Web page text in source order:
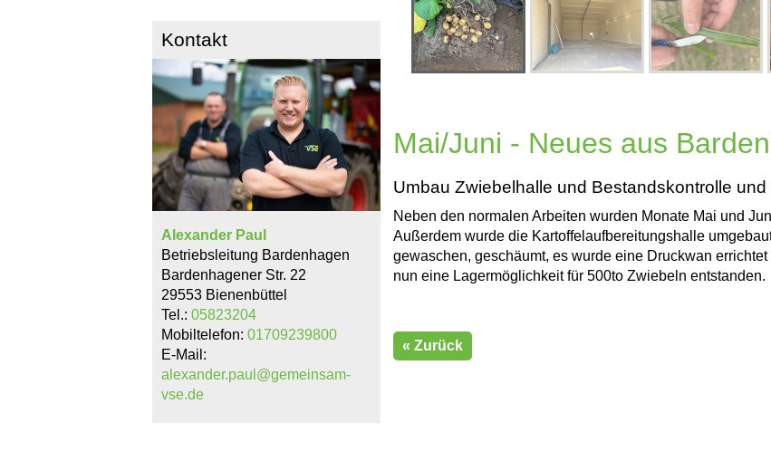
Kontakt
Alexander Paul
Betriebsleitung Bardenhagen
Bardenhagener Str. 22
29553 Bienenbüttel
Tel.: 05823204
Mobiltelefon: 01709239800
E-Mail:
alexander.paul@gemeinsam-
vse.de
Mai/Juni - Neues aus
Umbau Zwiebelhalle und Bestandskontrolle
Neben den normalen Arbeiten wurden Monate Mai und
Außerdem wurde die Kartoffelaufbereitungshalle
gewaschen, geschäumt, es wurde eine Druckwan
nun eine Lagermöglichkeit für 500to Zwiebeln entstanden.
« Zurück